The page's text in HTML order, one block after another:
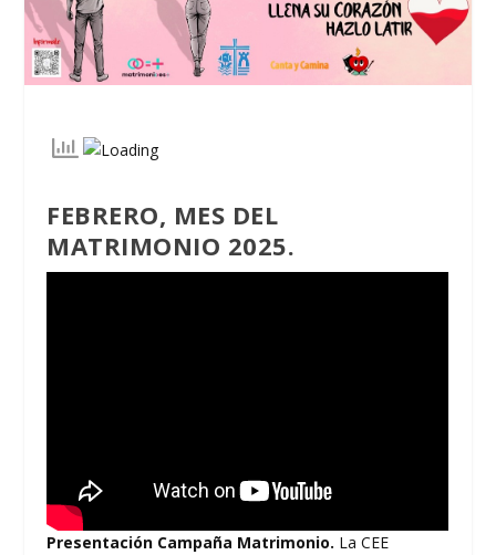
FEBRERO, MES DEL
MATRIMONIO 2025.
Presentación Campaña Matrimonio. La CEE